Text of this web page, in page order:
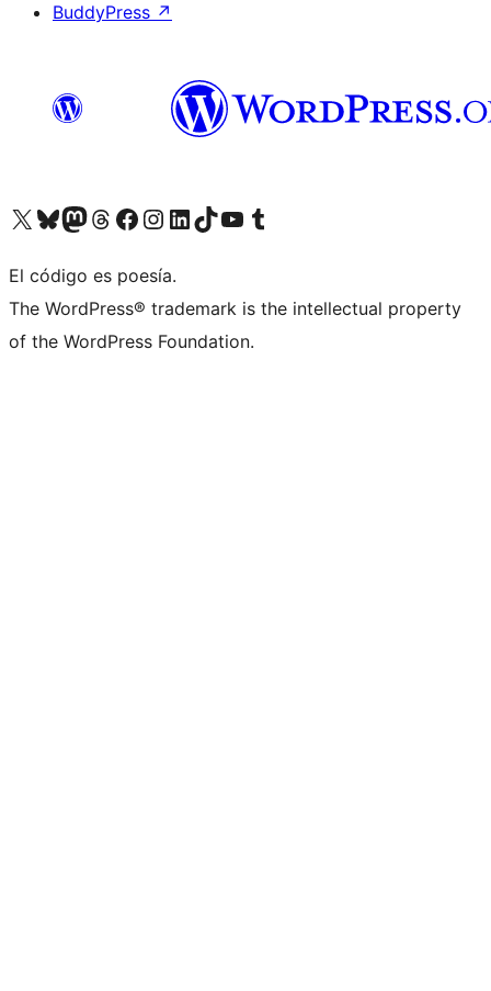
BuddyPress ↗
Visit our X (formerly Twitter) account
Visit our Bluesky account
Visit our Mastodon account
Visit our Threads account
Visit our Facebook page
Visit our Instagram account
Visit our LinkedIn account
Visit our TikTok account
Visit our YouTube channel
Visit our Tumblr account
El código es poesía.
The WordPress® trademark is the intellectual property
of the WordPress Foundation.